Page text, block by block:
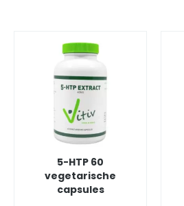
5-HTP 60
vegetarische
capsules